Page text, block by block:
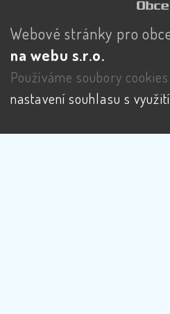
Webové stránky pro
na webu s.r.o.
Používáme soubory
nastavení souhlasu s